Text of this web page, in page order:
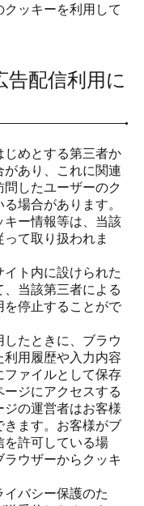
ッキーを利用して
告配信利用に
じめとする第三者か
があり、これに関連
したユーザーのク
場合があります。
キー情報等は、当該
て取り扱われま
ト内に設けられた
当該第三者による
を停止することがで
たときに、ブラウ
用履歴や入力内容
ファイルとして保存
ジにアクセスする
ジの運営者はお客様
きます。お客様がブ
を許可している場
ウザーからクッキ
バシー保護のた